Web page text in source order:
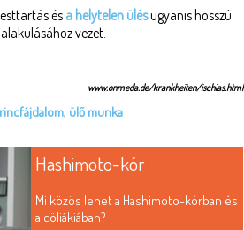
ésa helytelen ülésugyanis hosszú
vezet.
www.onmeda.de/krankheiten/ischias.html
, ülő munka
Hashimoto-kór
Mi közös lehet a Hashimoto-kórban és
a cöliákiában?